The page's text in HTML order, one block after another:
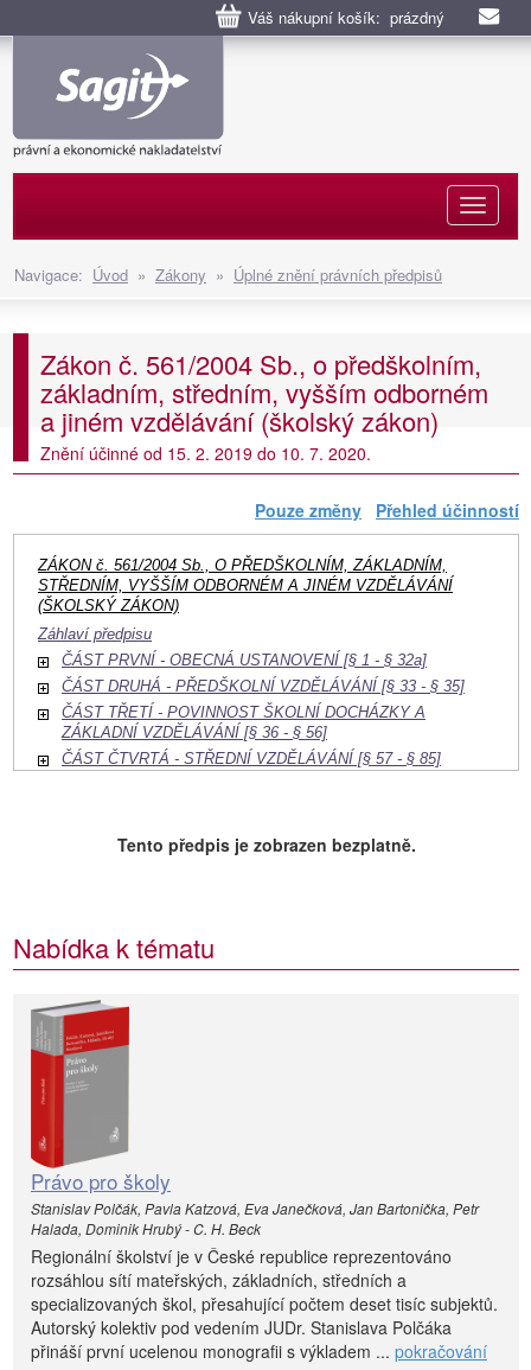
Váš nákupní košík: prázdný
Navigace: Úvod » Zákony » Úplné znění právních předpisů
Zákon č. 561/2004 Sb., o předškolním,
základním, středním, vyšším odborném
a jiném vzdělávání (školský zákon)
Znění účinné od 15. 2. 2019 do 10. 7. 2020.
Pouze změny Přehled účinností
ZÁKON č. 561/2004 Sb., O PŘEDŠKOLNÍM, ZÁKLADNÍM,
STŘEDNÍM, VYŠŠÍM ODBORNÉM A JINÉM VZDĚLÁVÁNÍ
(ŠKOLSKÝ ZÁKON)
Záhlaví předpisu
ČÁST PRVNÍ - OBECNÁ USTANOVENÍ [§ 1 - § 32a]
ČÁST DRUHÁ - PŘEDŠKOLNÍ VZDĚLÁVÁNÍ [§ 33 - § 35]
ČÁST TŘETÍ - POVINNOST ŠKOLNÍ DOCHÁZKY A
ZÁKLADNÍ VZDĚLÁVÁNÍ [§ 36 - § 56]
ČÁST ČTVRTÁ - STŘEDNÍ VZDĚLÁVÁNÍ [§ 57 - § 85]
[§ 92 - § 107]
ZÁJMOVÉ VZDĚLÁVÁNÍ [§ 109 - § 112]
ČÁST DEVÁTÁ - DALŠÍ VZDĚLÁVÁNÍ [§ 113 - § 114]
SLUŽBY [§ 115 - § 121]
ČÁST JEDENÁCTÁ - HMOTNÉ ZABEZPEČENÍ,
ODMĚNY ZA PRODUKTIVNÍ ČINNOST - A ÚPLATA ZA
VZDĚLÁVÁNÍ A ŠKOLSKÉ SLUŽBY [§ 122 - § 123]
[§ 124 - § 140]
ČÁST TŘINÁCTÁ - ŠKOLSKÝ REJSTŘÍK [§ 141 - § 159a]
ČÁST ČTRNÁCTÁ - FINANCOVÁNÍ ŠKOL A
ŠKOLSKÝCH ZAŘÍZENÍ ZE STÁTNÍHO ROZPOČTU
[§ 160 - § 163]
ČÁST PATNÁCTÁ - ŘEDITEL ŠKOLY A ŠKOLSKÉHO
ZAŘÍZENÍ A ŠKOLSKÁ RADA [§ 164 - § 168]
ČÁST ŠESTNÁCTÁ - MINISTERSTVA A ČESKÁ ŠKOLNÍ
INSPEKCE [§ 169 - § 176]
ČÁST SEDMNÁCTÁ - PŮSOBNOST ÚZEMNÍCH
SAMOSPRÁVNÝCH CELKŮ VE ŠKOLSTVÍ
Tento předpis je zobrazen bezplatně.
Nabídka k tématu
Právo pro školy
Stanislav Polčák, Pavla Katzová, Eva Janečková, Jan Bartonička, Petr
Halada, Dominik Hrubý - C. H. Beck
Regionální školství je v České republice reprezentováno
rozsáhlou sítí mateřských, základních, středních a
specializovaných škol, přesahující počtem deset tisíc subjektů.
Autorský kolektiv pod vedením JUDr. Stanislava Polčáka
přináší první ucelenou monografii s výkladem ... pokračování